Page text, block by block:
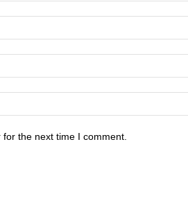
the next time I comment.